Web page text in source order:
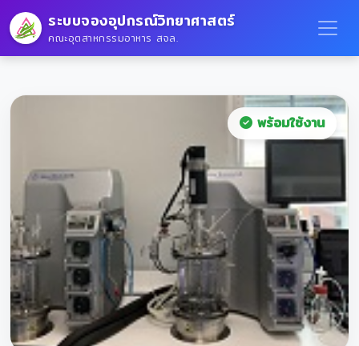
ระบบจองอุปกรณ์วิทยาศาสตร์
คณะอุตสาหกรรมอาหาร สจล.
พร้อมใช้งาน